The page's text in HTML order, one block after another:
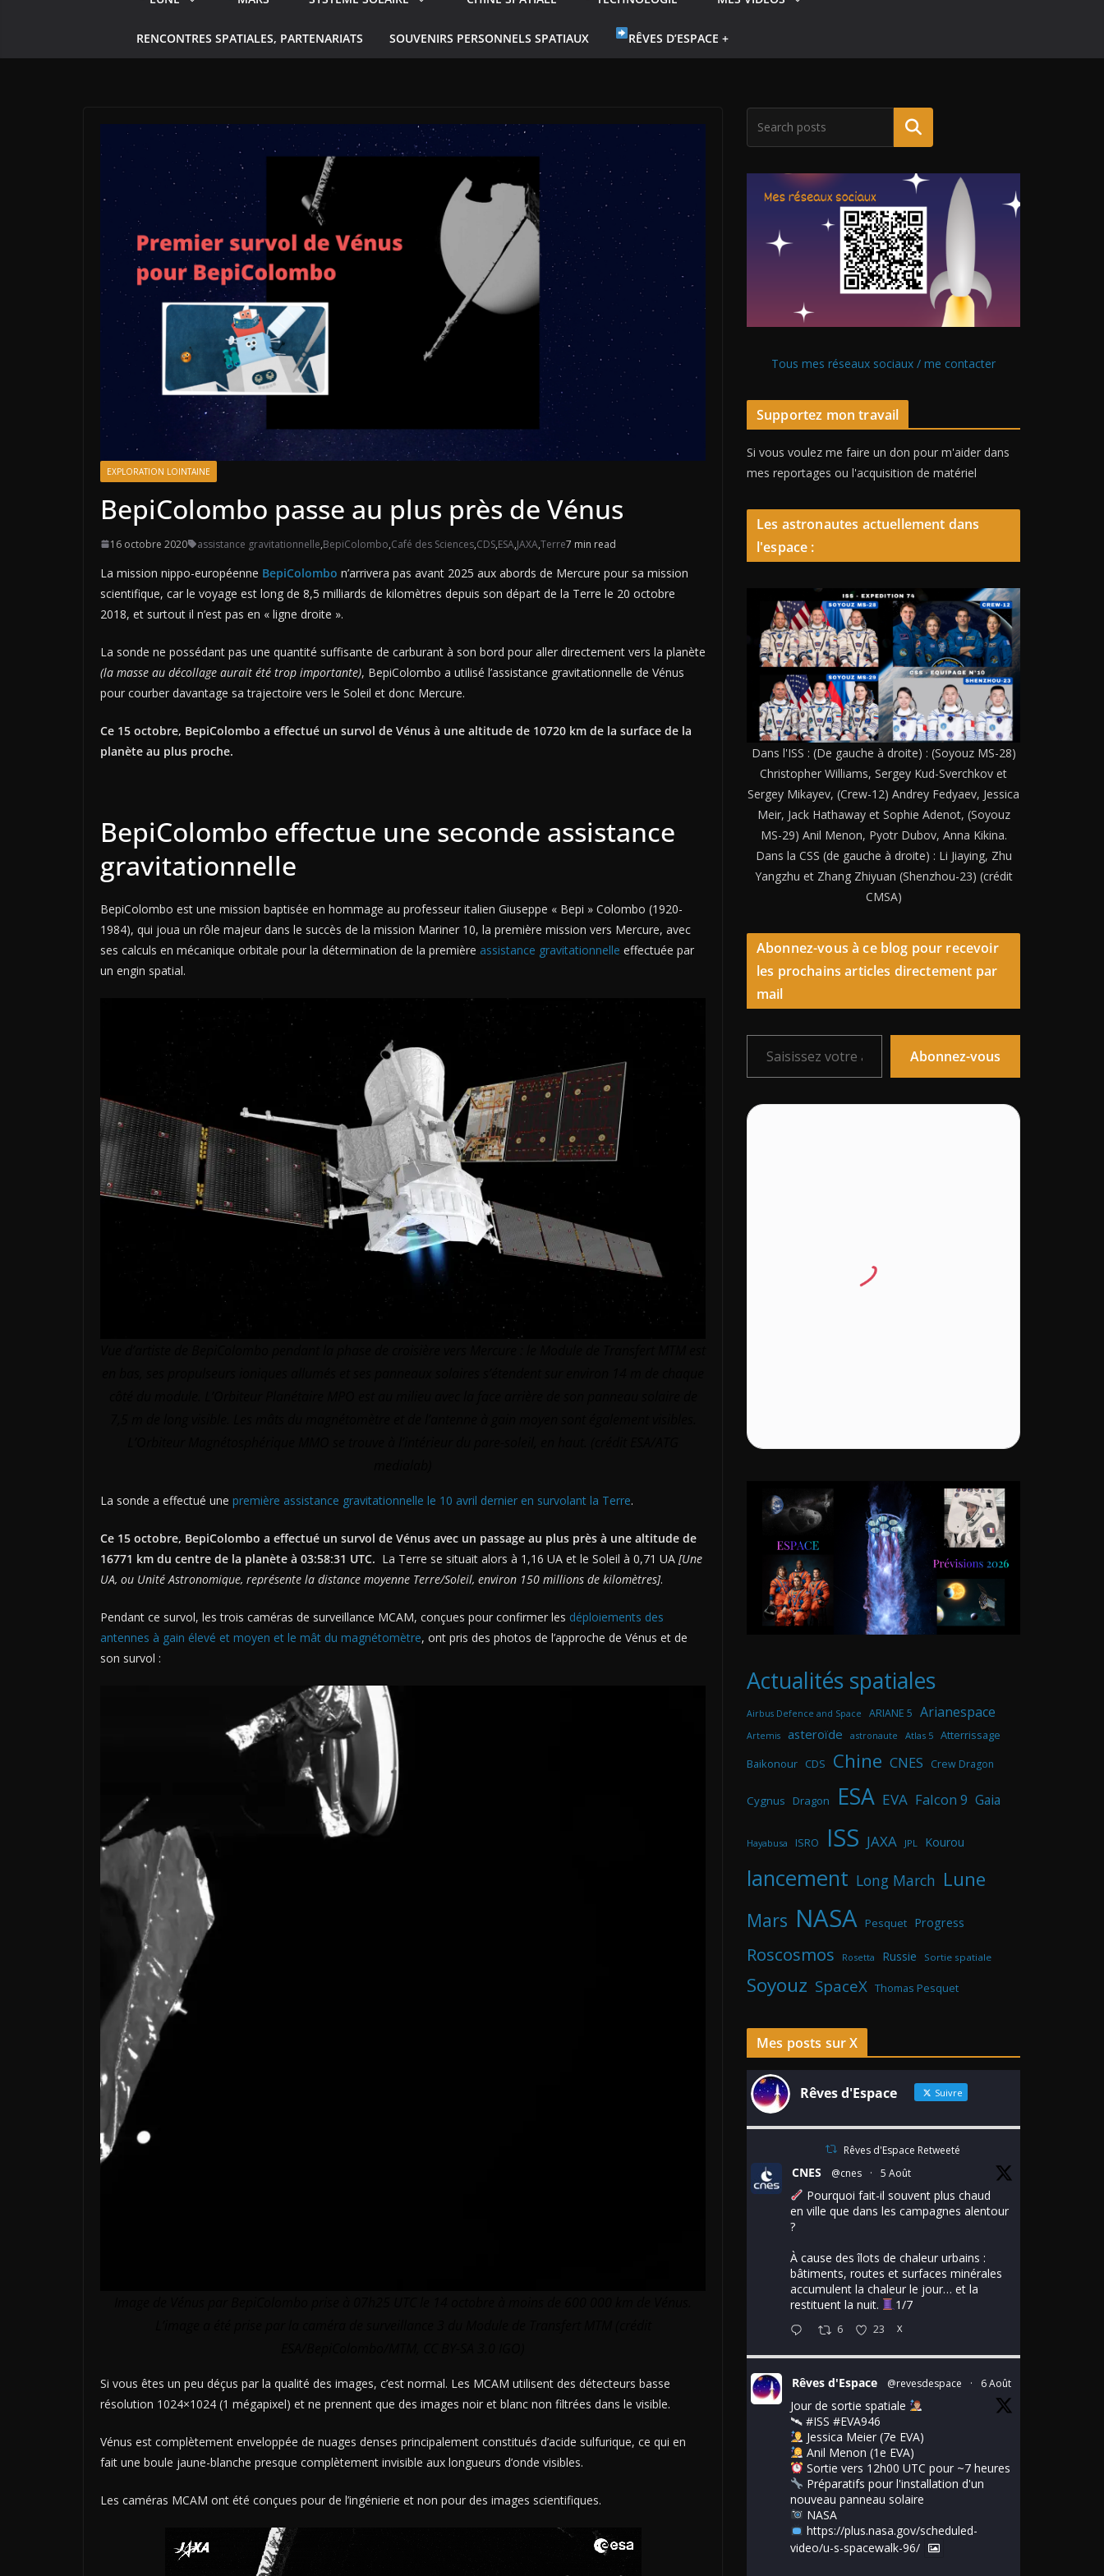
RENCONTRES SPATIALES, PARTENARIATS SOUVENIRS PERSONNELS SPATIAUX RÊVES D’ESPACE +
EXPLORATION LOINTAINE
BepiColombo passe au plus près de Vénus
16 octobre 2020 assistance gravitationnelle,BepiColombo,Café des Sciences,CDS,ESA,JAXA,Terre7 min read
La mission nippo-européenne BepiColombo n’arrivera pas avant 2025 aux abords de Mercure pour sa mission
scientifique, car le voyage est long de 8,5 milliards de kilomètres depuis son départ de la Terre le 20 octobre
2018, et surtout il n’est pas en « ligne droite ».
La sonde ne possédant pas une quantité suffisante de carburant à son bord pour aller directement vers la planète
(la masse au décollage aurait été trop importante), BepiColombo a utilisé l’assistance gravitationnelle de Vénus
pour courber davantage sa trajectoire vers le Soleil et donc Mercure.
Ce 15 octobre, BepiColombo a effectué un survol de Vénus à une altitude de 10720 km de la surface de la
planète au plus proche.
BepiColombo effectue une seconde assistance
gravitationnelle
BepiColombo est une mission baptisée en hommage au professeur italien Giuseppe « Bepi » Colombo (1920-
1984), qui joua un rôle majeur dans le succès de la mission Mariner 10, la première mission vers Mercure, avec
ses calculs en mécanique orbitale pour la détermination de la première assistance gravitationnelle effectuée par
un engin spatial.
La sonde a effectué une première assistance gravitationnelle le 10 avril dernier en survolant la Terre.
Ce 15 octobre, BepiColombo a effectué un survol de Vénus avec un passage au plus près à une altitude de
16771 km du centre de la planète à 03:58:31 UTC. La Terre se situait alors à 1,16 UA et le Soleil à 0,71 UA [Une
UA, ou Unité Astronomique, représente la distance moyenne Terre/Soleil, environ 150 millions de kilomètres].
Pendant ce survol, les trois caméras de surveillance MCAM, conçues pour confirmer les déploiements des
antennes à gain élevé et moyen et le mât du magnétomètre, ont pris des photos de l’approche de Vénus et de
son survol :
Si vous êtes un peu déçus par la qualité des images, c’est normal. Les MCAM utilisent des détecteurs basse
résolution 1024×1024 (1 mégapixel) et ne prennent que des images noir et blanc non filtrées dans le visible.
Vénus est complètement enveloppée de nuages denses principalement constitués d’acide sulfurique, ce qui en
fait une boule jaune-blanche presque complètement invisible aux longueurs d’onde visibles.
Les caméras MCAM ont été conçues pour de l’ingénierie et non pour des images scientifiques.
Tous mes réseaux sociaux / me contacter
Supportez mon travail
Si vous voulez me faire un don pour m'aider dans
mes reportages ou l'acquisition de matériel
Les astronautes actuellement dans
l'espace :
Dans l'ISS : (De gauche à droite) : (Soyouz MS-28)
Christopher Williams, Sergey Kud-Sverchkov et
Sergey Mikayev, (Crew-12) Andrey Fedyaev, Jessica
Meir, Jack Hathaway et Sophie Adenot, (Soyouz
MS-29) Anil Menon, Pyotr Dubov, Anna Kikina.
Dans la CSS (de gauche à droite) : Li Jiaying, Zhu
Yangzhu et Zhang Zhiyuan (Shenzhou-23) (crédit
CMSA)
Abonnez-vous à ce blog pour recevoir
les prochains articles directement par
mail
Saisissez votre adresse e-mail…
Abonnez-vous
Actualités spatiales
Airbus Defence and Space ARIANE 5 Arianespace
Artemis asteroïde astronaute Atlas 5 Atterrissage
Baikonour CDS Chine CNES Crew Dragon
Cygnus Dragon ESA EVA Falcon 9 Gaia
Hayabusa ISRO ISS JAXA JPL Kourou
lancement Long March Lune
Mars NASA Pesquet Progress
Roscosmos Rosetta Russie Sortie spatiale
Soyouz SpaceX Thomas Pesquet
Mes posts sur X
Rêves d'Espace Suivre
Rêves d'Espace Retweeté
CNES @cnes · 5 Août
Pourquoi fait-il souvent plus chaud
en ville que dans les campagnes alentour
?
À cause des îlots de chaleur urbains :
bâtiments, routes et surfaces minérales
accumulent la chaleur le jour… et la
restituent la nuit.
1/7
6 23 X
Rêves d'Espace @revesdespace · 6 Août
Jour de sortie spatiale
🛰 #ISS #EVA946
Jessica Meier (7e EVA)
Anil Menon (1e EVA)
Sortie vers 12h00 UTC pour ~7 heures
Préparatifs pour l'installation d'un
nouveau panneau solaire
NASA
https://plus.nasa.gov/scheduled-
video/u-s-spacewalk-96/